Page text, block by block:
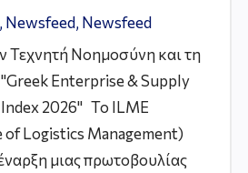
Newsfeed, Newsfeed
Τεχνητή Νοημοσύνη και τη
Enterprise & Supply
2026" Το ILME
Logistics Management)
μιας πρωτοβουλίας